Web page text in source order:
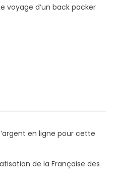
voyage d’un back packer
en ligne pour cette
de la Française des